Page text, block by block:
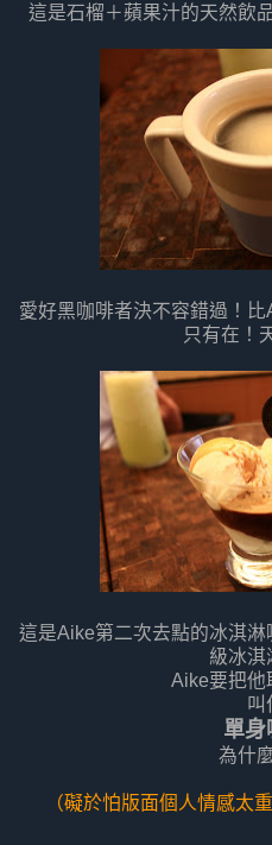
這是石榴＋蘋果汁的天然飲
愛好黑咖啡者決不容錯過！比
只有在！
這是Aike第二次去點的冰淇
級冰淇
Aike要把他
叫
單身
為什
（礙於怕版面個人情感太